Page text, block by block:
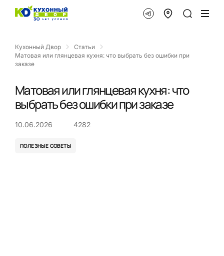
Кухонный Двор
Статьи
Матовая или глянцевая кухня: что выбрать без ошибки при
заказе
Матовая или глянцевая кухня: что
выбрать без ошибки при заказе
10.06.2026 4282
ПОЛЕЗНЫЕ СОВЕТЫ